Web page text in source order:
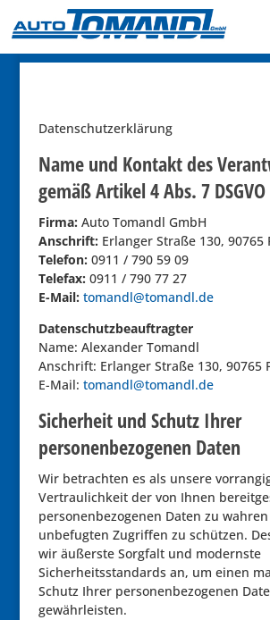
Datenschutzerklärung
Name und Kontakt des
gemäß Artikel 4 Abs. 7 DSGVO
Firma: Auto Tomandl GmbH
Anschrift: Erlanger Straße 130, 90765
Telefon: 0911 / 790 59 09
Telefax: 0911 / 790 77 27
E-Mail: tomandl@tomandl.de
Datenschutzbeauftragter
Name: Alexander Tomandl
Anschrift: Erlanger Straße 130, 90765
E-Mail: tomandl@tomandl.de
Sicherheit und Schutz Ihrer
personenbezogenen Daten
Wir betrachten es als unsere
Vertraulichkeit der von Ihnen
personenbezogenen Daten zu
unbefugten Zugriffen zu schützen.
wir äußerste Sorgfalt und modernste
Sicherheitsstandards an, um einen
Schutz Ihrer personenbezogenen
gewährleisten.